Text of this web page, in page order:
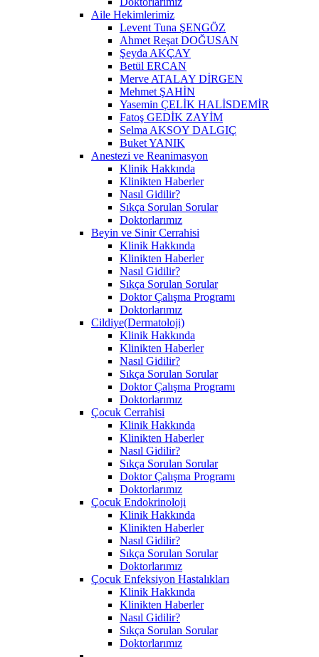
Aile Hekimlerimiz
Levent Tuna ŞENGÖZ
Ahmet Reşat DOĞUSAN
Şeyda AKÇAY
Betül ERCAN
Merve ATALAY DİRGEN
Mehmet ŞAHİN
Yasemin ÇELİK HALİSDEMİR
Fatoş GEDİK ZAYİM
Selma AKSOY DALGIÇ
Buket YANIK
Anestezi ve Reanimasyon
Klinik Hakkında
Klinikten Haberler
Nasıl Gidilir?
Sıkça Sorulan Sorular
Doktorlarımız
Beyin ve Sinir Cerrahisi
Klinik Hakkında
Klinikten Haberler
Nasıl Gidilir?
Sıkça Sorulan Sorular
Doktor Çalışma Programı
Doktorlarımız
Cildiye(Dermatoloji)
Klinik Hakkında
Klinikten Haberler
Nasıl Gidilir?
Sıkça Sorulan Sorular
Doktor Çalışma Programı
Doktorlarımız
Çocuk Cerrahisi
Klinik Hakkında
Klinikten Haberler
Nasıl Gidilir?
Sıkça Sorulan Sorular
Doktor Çalışma Programı
Doktorlarımız
Çocuk Endokrinoloji
Klinik Hakkında
Klinikten Haberler
Nasıl Gidilir?
Sıkça Sorulan Sorular
Doktorlarımız
Çocuk Enfeksiyon Hastalıkları
Klinik Hakkında
Klinikten Haberler
Nasıl Gidilir?
Sıkça Sorulan Sorular
Doktorlarımız